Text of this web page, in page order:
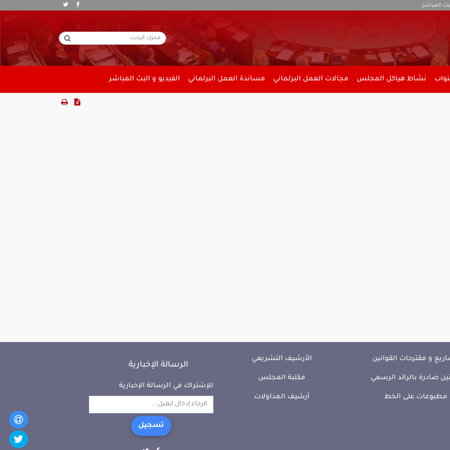
المباشر
نشاط هياكل المجلس مجالات العمل البرلماني مساندة العمل البرلماني الفيديو و البث المباشر
و مقترحات القوانين
صادرة بالرائد الرسمي
مطبوعات على الخط
الأرشيف التشريعي
مكتبة المجلس
أرشيف المداولات
الرسالة الإخبارية
للإشتراك في الرسالة الإخبارية
تسجيل